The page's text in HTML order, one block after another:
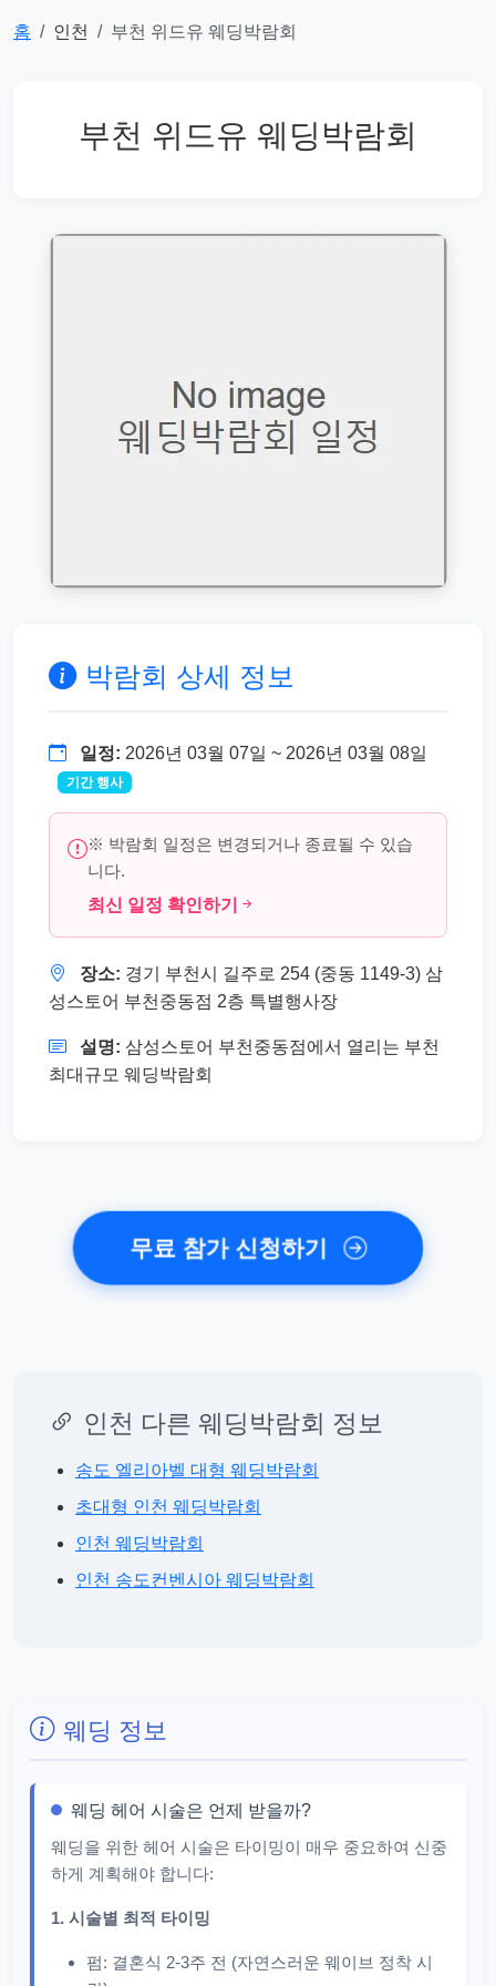
홈 인천 부천 위드유 웨딩박람회
부천 위드유 웨딩박람회
박람회 상세 정보
일정: 2026년 03월 07일 ~ 2026년 03월 08일
기간 행사
※ 박람회 일정은 변경되거나 종료될 수 있습
니다.
최신 일정 확인하기
장소: 경기 부천시 길주로 254 (중동 1149-3) 삼
성스토어 부천중동점 2층 특별행사장
설명: 삼성스토어 부천중동점에서 열리는 부천
최대규모 웨딩박람회
무료 참가 신청하기
인천 다른 웨딩박람회 정보
송도 엘리아벨 대형 웨딩박람회
초대형 인천 웨딩박람회
인천 웨딩박람회
인천 송도컨벤시아 웨딩박람회
웨딩 정보
웨딩 헤어 시술은 언제 받을까?
웨딩을 위한 헤어 시술은 타이밍이 매우 중요하여 신중
하게 계획해야 합니다:
1. 시술별 최적 타이밍
펌: 결혼식 2-3주 전 (자연스러운 웨이브 정착 시